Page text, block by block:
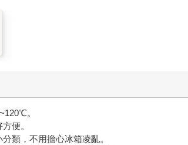
。
便。
類，不用擔心冰箱凌亂。